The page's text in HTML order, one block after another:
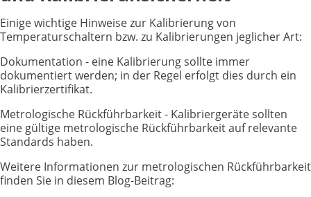
Einige wichtige Hinweise zur Kalibrierung von
Temperaturschaltern bzw. zu Kalibrierungen jeglicher Art:
Dokumentation - eine Kalibrierung sollte immer
dokumentiert werden; in der Regel erfolgt dies durch ein
Kalibrierzertifikat.
Metrologische Rückführbarkeit - Kalibriergeräte sollten
eine gültige metrologische Rückführbarkeit auf relevante
Standards haben.
Weitere Informationen zur metrologischen Rückführbarkeit
finden Sie in diesem Blog-Beitrag: